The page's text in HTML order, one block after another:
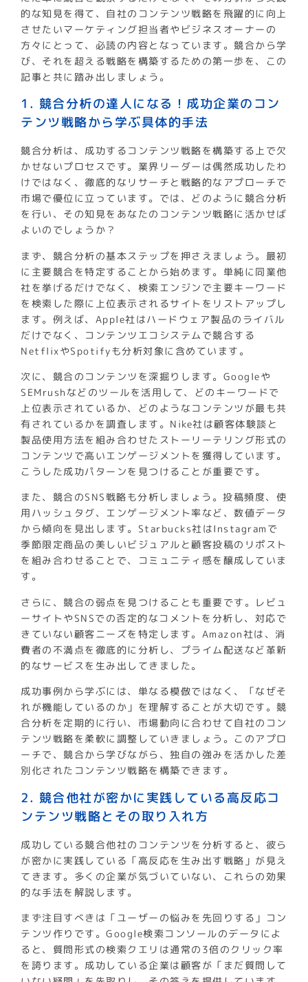
的な知見を得て、自社のコンテンツ戦略を飛躍的に向上
させたいマーケティング担当者やビジネスオーナーの
方々にとって、必読の内容となっています。競合から学
び、それを超える戦略を構築するための第一歩を、この
記事と共に踏み出しましょう。
1. 競合分析の達人になる！成功企業のコン
テンツ戦略から学ぶ具体的手法
競合分析は、成功するコンテンツ戦略を構築する上で欠
かせないプロセスです。業界リーダーは偶然成功したわ
けではなく、徹底的なリサーチと戦略的なアプローチで
市場で優位に立っています。では、どのように競合分析
を行い、その知見をあなたのコンテンツ戦略に活かせば
よいのでしょうか？
まず、競合分析の基本ステップを押さえましょう。最初
に主要競合を特定することから始めます。単純に同業他
社を挙げるだけでなく、検索エンジンで主要キーワード
を検索した際に上位表示されるサイトをリストアップし
ます。例えば、Apple社はハードウェア製品のライバル
だけでなく、コンテンツエコシステムで競合する
NetflixやSpotifyも分析対象に含めています。
次に、競合のコンテンツを深掘りします。Googleや
SEMrushなどのツールを活用して、どのキーワードで
上位表示されているか、どのようなコンテンツが最も共
有されているかを調査します。Nike社は顧客体験談と
製品使用方法を組み合わせたストーリーテリング形式の
コンテンツで高いエンゲージメントを獲得しています。
こうした成功パターンを見つけることが重要です。
また、競合のSNS戦略も分析しましょう。投稿頻度、使
用ハッシュタグ、エンゲージメント率など、数値データ
から傾向を見出します。Starbucks社はInstagramで
季節限定商品の美しいビジュアルと顧客投稿のリポスト
を組み合わせることで、コミュニティ感を醸成していま
す。
さらに、競合の弱点を見つけることも重要です。レビュ
ーサイトやSNSでの否定的なコメントを分析し、対応で
きていない顧客ニーズを特定します。Amazon社は、消
費者の不満点を徹底的に分析し、プライム配送など革新
的なサービスを生み出してきました。
成功事例から学ぶには、単なる模倣ではなく、「なぜそ
れが機能しているのか」を理解することが大切です。競
合分析を定期的に行い、市場動向に合わせて自社のコン
テンツ戦略を柔軟に調整していきましょう。このアプロ
ーチで、競合から学びながら、独自の強みを活かした差
別化されたコンテンツ戦略を構築できます。
2. 競合他社が密かに実践している高反応コ
ンテンツ戦略とその取り入れ方
成功している競合他社のコンテンツを分析すると、彼ら
が密かに実践している「高反応を生み出す戦略」が見え
てきます。多くの企業が気づいていない、これらの効果
的な手法を解説します。
まず注目すべきは「ユーザーの悩みを先回りする」コン
テンツ作りです。Google検索コンソールのデータによ
ると、質問形式の検索クエリは通常の3倍のクリック率
を誇ります。成功している企業は顧客が「まだ質問して